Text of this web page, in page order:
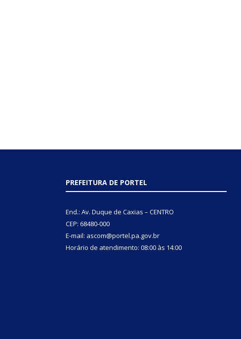
PREFEITURA DE PORTEL
End.: Av. Duque de Caxias – CENTRO
CEP: 68480-000
E-mail: ascom@portel.pa.gov.br
Horário de atendimento: 08:00 às 14:00